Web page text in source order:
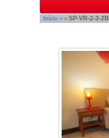
Início > > SP-VR-2-3-2B